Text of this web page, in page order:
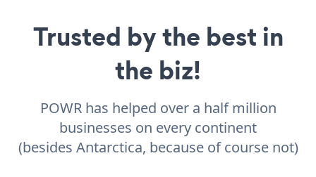
Trusted by the best in
the biz!
POWR has helped over a half million
businesses on every continent
(besides Antarctica, because of course not)